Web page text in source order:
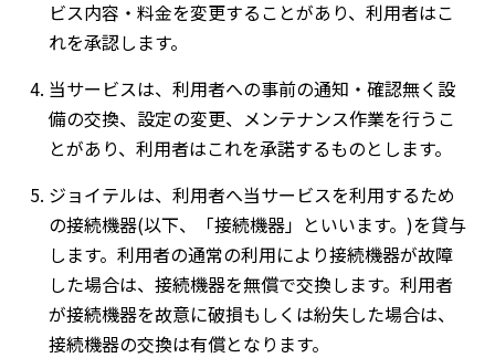
ビス内容・料金を変更することがあり、利用者はこ
れを承認します。
当サービスは、利用者への事前の通知・確認無く設
備の交換、設定の変更、メンテナンス作業を行うこ
とがあり、利用者はこれを承諾するものとします。
ジョイテルは、利用者へ当サービスを利用するため
の接続機器(以下、「接続機器」といいます。)を貸与
します。利用者の通常の利用により接続機器が故障
した場合は、接続機器を無償で交換します。利用者
が接続機器を故意に破損もしくは紛失した場合は、
接続機器の交換は有償となります。